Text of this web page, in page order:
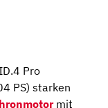
Pro
PS) starken
mit